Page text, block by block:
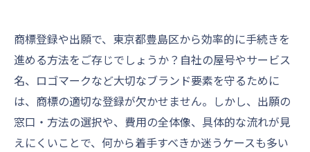
商標登録や出願で、東京都豊島区から効率的に手続きを
進める方法をご存じでしょうか？自社の屋号やサービス
名、ロゴマークなど大切なブランド要素を守るために
は、商標の適切な登録が欠かせません。しかし、出願の
窓口・方法の選択や、費用の全体像、具体的な流れが見
えにくいことで、何から着手すべきか迷うケースも多い